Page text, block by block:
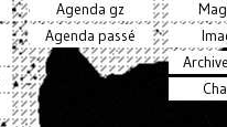
Agenda gz
Agenda passé